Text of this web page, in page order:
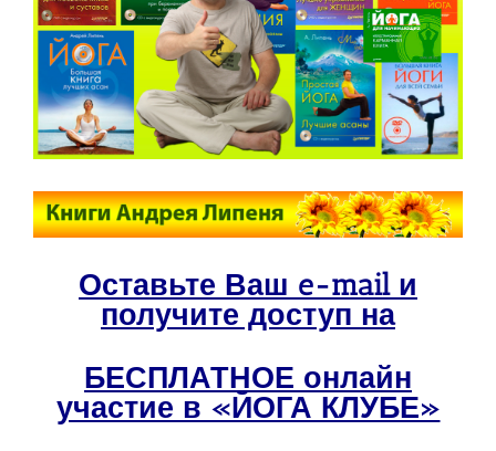
Оставьте Ваш e-mail и
получите доступ на
БЕСПЛАТНОЕ онлайн
участие в «ЙОГА КЛУБЕ»